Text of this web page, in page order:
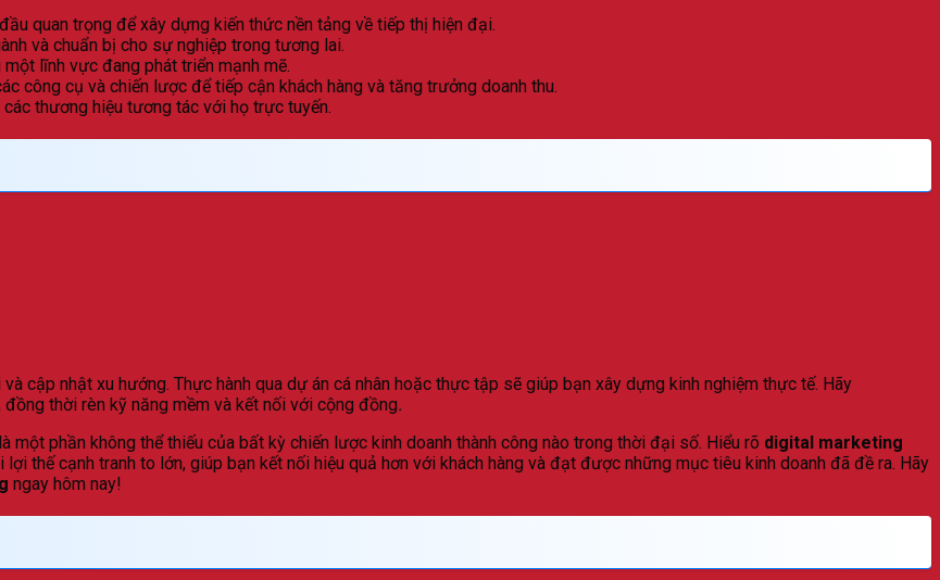
quan trọng để xây dựng kiến thức nền tảng về tiếp thị hiện đại.
và chuẩn bị cho sự nghiệp trong tương lai.
lĩnh vực đang phát triển mạnh mẽ.
công cụ và chiến lược để tiếp cận khách hàng và tăng trưởng doanh thu.
các thương hiệu tương tác với họ trực tuyến.
cập nhật xu hướng. Thực hành qua dự án cá nhân hoặc thực tập sẽ giúp bạn xây dựng kinh nghiệm thực tế. Hãy
thời rèn kỹ năng mềm và kết nối với cộng đồng.
một phần không thể thiếu của bất kỳ chiến lược kinh doanh thành công nào trong thời đại số. Hiểu rõ digital marketing
thế cạnh tranh to lớn, giúp bạn kết nối hiệu quả hơn với khách hàng và đạt được những mục tiêu kinh doanh đã đề ra. Hãy
ngay hôm nay!